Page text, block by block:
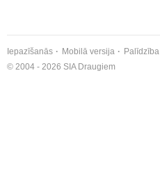
Iepazīšanās Mobilā versija Palīdzība
© 2004 - 2026 SIA Draugiem